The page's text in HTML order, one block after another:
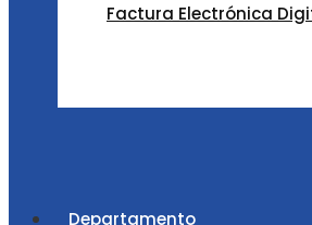
Factura Electrónica
Departamento